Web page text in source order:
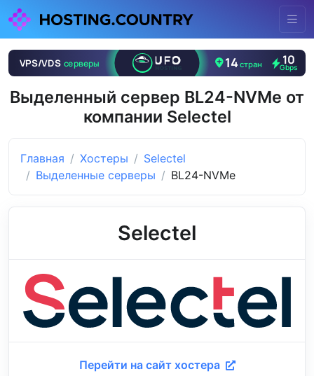
Выделенный сервер BL24-NVMe от
компании Selectel
Главная Хостеры
Selectel
Выделенные серверы
BL24-NVMe
Selectel
Перейти на сайт хостера